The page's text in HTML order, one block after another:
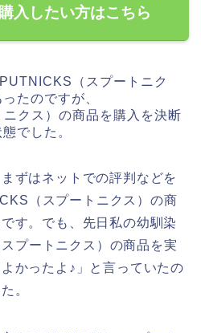
入したい方はこちら
（スプートニク
たのですが、
クス）の商品を購入を決断
でした。
ずはネットでの評判などを
（スプートニクス）の商
す。でも、先日私の幼馴染
プートニクス）の商品を実
かったよ♪」と言っていたの
。